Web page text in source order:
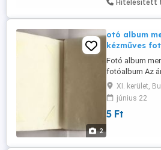
historizáló
Hitelesített
2
otó album
kézműves
Fotó album
fotóalbum Az
Nem használt.
cm. Album
Album teljes
XI. kerület,
június 22
5 Ft